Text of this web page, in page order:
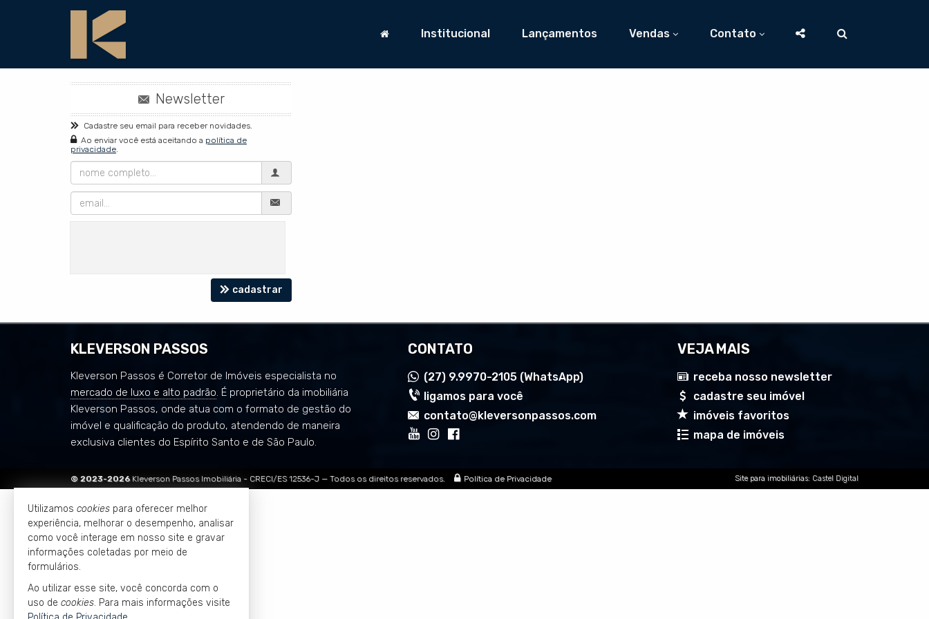
Institucional Lançamentos Vendas Contato
Newsletter
Cadastre seu email para receber novidades.
Ao enviar você está aceitando a política de
privacidade.
Nome
Completo
Email
cadastrar
KLEVERSON PASSOS
Kleverson Passos é Corretor de Imóveis especialista no
mercado de luxo e alto padrão. É proprietário da imobiliária
Kleverson Passos, onde atua com o formato de gestão do
imóvel e qualificação do produto, atendendo de maneira
exclusiva clientes do Espírito Santo e de São Paulo.
CONTATO
(27)9.9970-2105 (WhatsApp)
ligamos para você
contato@kleversonpassos.com
VEJA MAIS
receba nosso newsletter
cadastre seu imóvel
imóveis favoritos
mapa de imóveis
© 2023-2026 Kleverson Passos Imobiliária - CRECI/ES 12536-J — Todos os direitos reservados. Política de Privacidade Site para imobiliárias: Castel Digital
Utilizamos cookies para oferecer melhor
experiência, melhorar o desempenho, analisar
como você interage em nosso site e gravar
informações coletadas por meio de
formulários.
Ao utilizar esse site, você concorda com o
uso de cookies. Para mais informações visite